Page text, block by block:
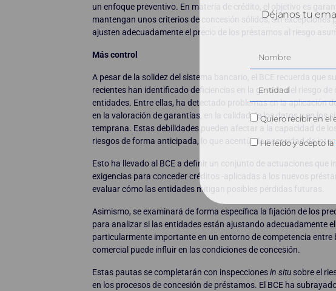
un enfoque preventivo. En materia de crédito, el objetivo es
mantengan unos criterios de concesión sólidos, sin excepciones
ajusten adecuadamente el precio de los préstamos al riesgo
Más control
A pesar de la solidez del sistema bancario, el BCE recuerda que
recientes han identificado deficiencias en la gestión del riesgo de
entidades. Entre ellas, ha detectado problemas en la aplicación
en la valoración de garantías, en la calidad de los datos y en los
temprana. Estas debilidades pueden afectar a la capacidad de
riesgos de forma anticipada, lo que acentúa la necesidad de
Esto ha llevado al BCE a definir un conjunto de actuaciones que
exigencias para conceder créditos -aplicadas a los nuevos
evaluar cómo las entidades mitigan posibles pérdidas futuras.
Asimismo, se examinará de forma específica la fijación de los
para analizar si las entidades están ajustando adecuadamente
particularmente importante en un entorno de competencia entre
comercial puede influir en las condiciones de concesión.
Estas pautas se completarán con inspeccionesin situ sobre el
en los procesos de concesión de préstamos. El BCE ha
Déjanos tu
Quiero recibir en el
He leído y acepto la